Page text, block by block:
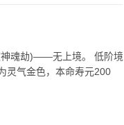
魂劫)——无上境。 低阶境
灵气金色，本命寿元200